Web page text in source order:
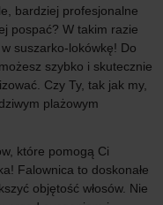
bardziej profesjonalne
pospać? W takim razie
suszarko-lokówkę! Do
szybko i skutecznie
Czy Ty, tak jak my,
plażowym
które pomogą Ci
Falownica to doskonałe
objętość włosów. Nie